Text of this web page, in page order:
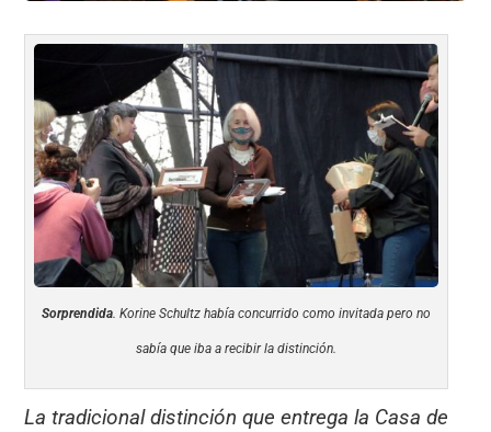
Sorprendida. Korine Schultz había concurrido como invitada pero no
sabía que iba a recibir la distinción.
La tradicional distinción que entrega la Casa de